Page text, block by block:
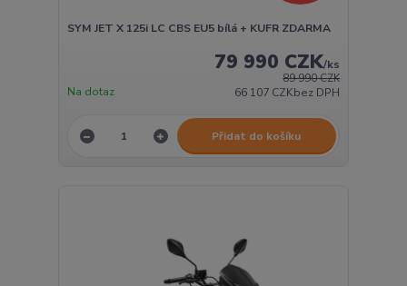
SYM JET X 125i LC CBS EU5 bílá + KUFR ZDARMA
89 990 CZK
79 990 CZK/ks
66 107 CZKbez DPH
Na dotaz
Přidat do košíku